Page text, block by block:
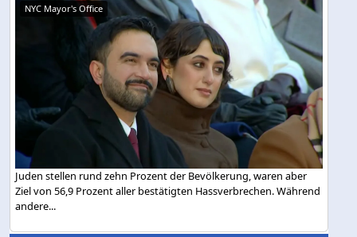
NYC Mayor's Office
Juden stellen rund zehn Prozent der Bevölkerung, waren aber
Ziel von 56,9 Prozent aller bestätigten Hassverbrechen. Während
andere...